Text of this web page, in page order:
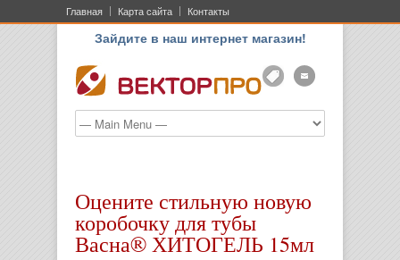
Главная Карта сайта Контакты
Зайдите в наш интернет магазин!
Оцените стильную новую
коробочку для тубы
Васна® ХИТОГЕЛЬ 15мл